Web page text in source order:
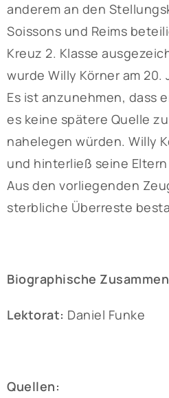
anderem an den
Soissons und Reims
Kreuz 2. Klasse
wurde Willy Körner am
Es ist anzunehmen, dass
es keine spätere Quelle
nahelegen würden. Willy
und hinterließ seine
Aus den vorliegenden
sterbliche Überreste
Biographische
Lektorat: Daniel Funke
Quellen: